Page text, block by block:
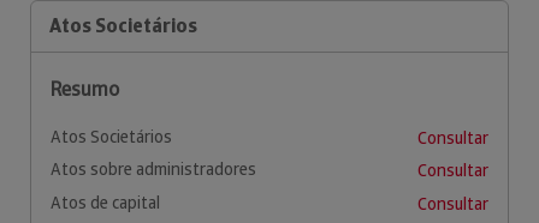
Atos Societários
Resumo
Atos Societários
Consultar
Atos sobre administradores
Consultar
Atos de capital
Consultar